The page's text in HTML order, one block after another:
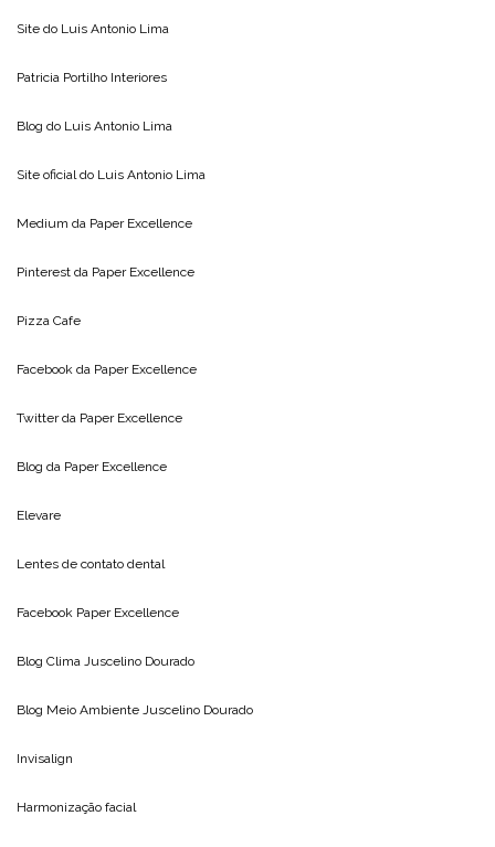
Site do Luis Antonio Lima
Patricia Portilho Interiores
Blog do Luis Antonio Lima
Site oficial do Luis Antonio Lima
Medium da Paper Excellence
Pinterest da Paper Excellence
Pizza Cafe
Facebook da Paper Excellence
Twitter da Paper Excellence
Blog da Paper Excellence
Elevare
Lentes de contato dental
Facebook Paper Excellence
Blog Clima Juscelino Dourado
Blog Meio Ambiente Juscelino Dourado
Invisalign
Harmonização facial